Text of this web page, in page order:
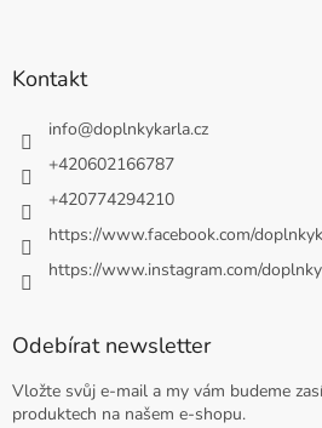
Kontakt
info@doplnkykarla.cz
+420602166787
+420774294210
https://www.facebook.com/
https://www.instagram.com/
Odebírat newsletter
Vložte svůj e-mail a my vám budeme
produktech na našem e-shopu.